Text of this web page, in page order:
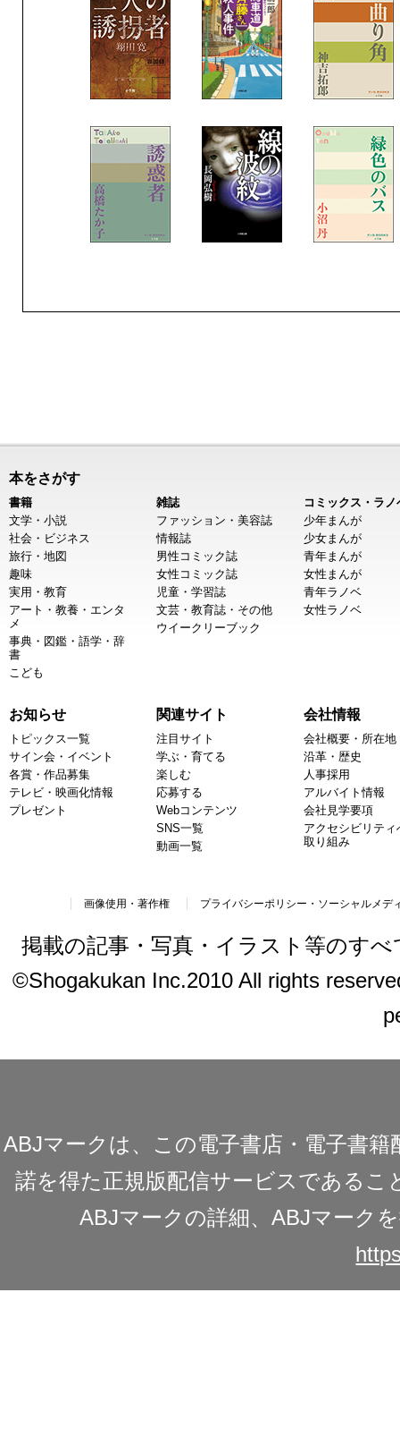
本をさがす
書籍
文学・小説
社会・ビジネス
旅行・地図
趣味
実用・教育
アート・教養・エンタ
メ
事典・図鑑・語学・辞
書
こども
雑誌
ファッション・美容誌
情報誌
男性コミック誌
女性コミック誌
児童・学習誌
文芸・教育誌・その他
ウイークリーブック
コミックス・ラノ
少年まんが
少女まんが
青年まんが
女性まんが
青年ラノベ
女性ラノベ
お知らせ
トピックス一覧
サイン会・イベント
各賞・作品募集
テレビ・映画化情報
プレゼント
関連サイト
注目サイト
学ぶ・育てる
楽しむ
応募する
Webコンテンツ
SNS一覧
動画一覧
会社情報
会社概要・所在地
沿革・歴史
人事採用
アルバイト情報
会社見学要項
アクセシビリティ
取り組み
画像使用・著作権 プライバシーポリシー・ソーシャルメデ
掲載の記事・写真・イラスト等のす
©Shogakukan Inc.2010 All rights
ABJマークは、この電子書店・電子書
諾を得た正規版配信サービスであるこ
ABJマークの詳細、ABJマーク